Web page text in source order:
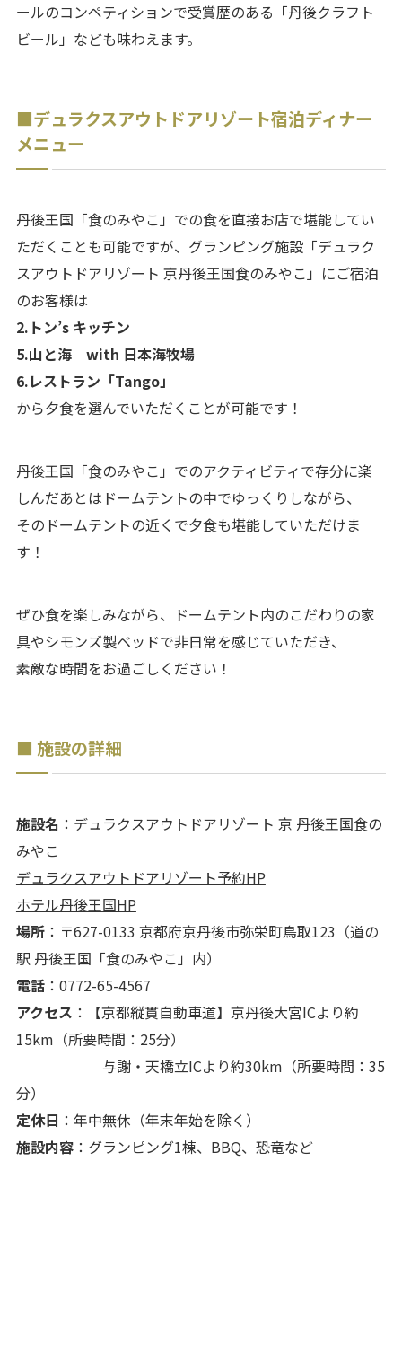
ールのコンペティションで受賞歴のある「丹後クラフト
ビール」なども味わえます。
■デュラクスアウトドアリゾート宿泊ディナー
メニュー
丹後王国「食のみやこ」での食を直接お店で堪能してい
ただくことも可能ですが、グランピング施設「デュラク
スアウトドアリゾート 京丹後王国食のみやこ」にご宿泊
のお客様は
2.トン’s キッチン
5.山と海 with 日本海牧場
6.レストラン「Tango」
から夕食を選んでいただくことが可能です！
丹後王国「食のみやこ」でのアクティビティで存分に楽
しんだあとはドームテントの中でゆっくりしながら、
そのドームテントの近くで夕食も堪能していただけま
す！
ぜひ食を楽しみながら、ドームテント内のこだわりの家
具やシモンズ製ベッドで非日常を感じていただき、
素敵な時間をお過ごしください！
■ 施設の詳細
施設名 ：デュラクスアウトドアリゾート 京 丹後王国食の
みやこ
デュラクスアウトドアリゾート予約HP
ホテル丹後王国HP
場所：〒627-0133 京都府京丹後市弥栄町鳥取123（道の
駅 丹後王国「食のみやこ」内）
電話：0772-65-4567
アクセス ：【京都縦貫自動車道】京丹後大宮ICより約
15km（所要時間：25分）
与謝・天橋立ICより約30km（所要時間：35
分）
定休日 ：年中無休（年末年始を除く）
施設内容：グランピング1棟、BBQ、恐竜など